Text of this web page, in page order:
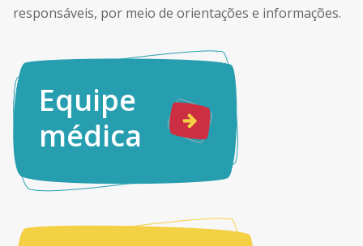
responsáveis, por meio de orientações e informações.
Equipe
médica